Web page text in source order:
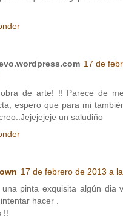
17 de
de arte! !! Parece de
espero que para mi
un saludiño
17 de febrero de 2013 a
una pinta exquisita algún dia
hacer .
!!